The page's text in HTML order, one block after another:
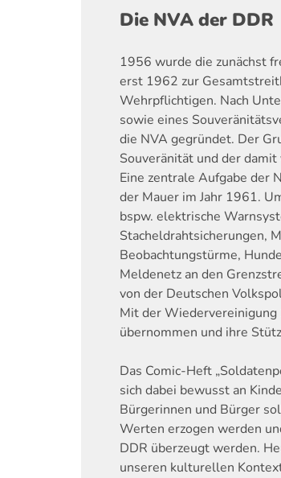
Die NVA der DDR
1956 wurde die zunächst
erst 1962 zur
Wehrpflichtigen. Nach
sowie eines
die NVA gegründet. Der
Souveränität und der
Eine zentrale Aufgabe der
der Mauer im Jahr 1961.
bspw. elektrische
Stacheldrahtsicherungen,
Beobachtungstürme,
Meldenetz an den
von der Deutschen
Mit der
übernommen und ihre
Das Comic-Heft
sich dabei bewusst an
Bürgerinnen und Bürger
Werten erzogen werden
DDR überzeugt werden.
unseren kulturellen